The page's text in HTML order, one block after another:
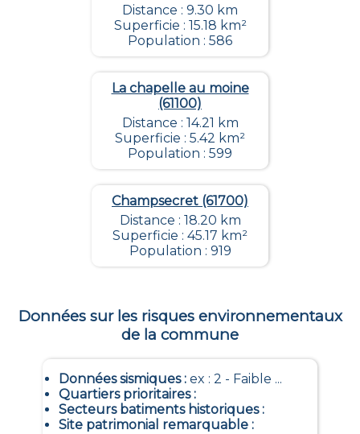
Distance : 9.30 km
Superficie : 15.18 km²
Population : 586
La chapelle au moine
(61100)
Distance : 14.21 km
Superficie : 5.42 km²
Population : 599
Champsecret (61700)
Distance : 18.20 km
Superficie : 45.17 km²
Population : 919
Données sur les risques environnementaux
de la commune
Données sismiques: ex : 2 - Faible ...
Quartiers prioritaires:
Secteurs batiments historiques:
Site patrimonial remarquable: